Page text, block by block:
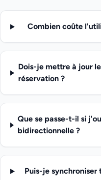
Combien coûte
Dois-je mettre à jour
réservation ?
Que se passe-t-il si
bidirectionnelle ?
Puis-je synchroniser